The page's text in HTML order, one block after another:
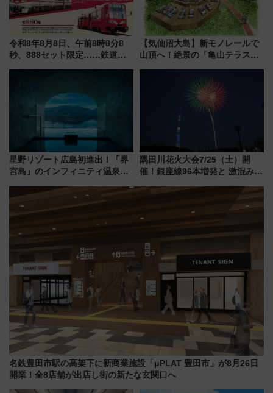
令和8年8月8日、午前8時8分8
秒、888セット限定……鉄道各
【気仙沼大島】新モノレールで
山頂へ！絶景の「亀山テラス
暇村のお得な日帰りプランも登
星野リゾート広島初進出！「界
宮島」のインフィニティ温泉と
宿泊料金・アクセスは？（2026
年7月23日開業）
隅田川花火大会7/25（土）開
催！銀座線96本増発と 激混みの
アクセス攻略法、2万発の花火が
名鉄豊田市駅の高架下に新商業施設「μPLAT 豊田市」が8月26日
開業！全8店舗が出店し街の新たな玄関口へ